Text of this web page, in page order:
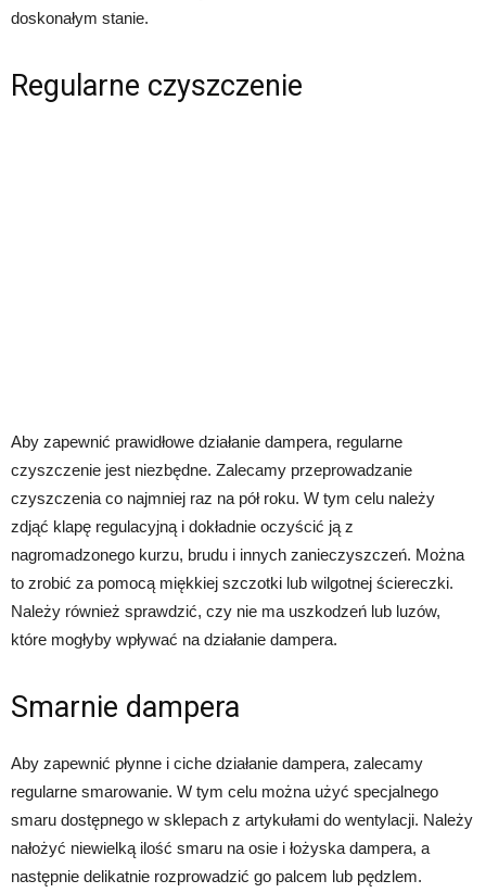
doskonałym stanie.
Regularne czyszczenie
Aby zapewnić prawidłowe działanie dampera, regularne
czyszczenie jest niezbędne. Zalecamy przeprowadzanie
czyszczenia co najmniej raz na pół roku. W tym celu należy
zdjąć klapę regulacyjną i dokładnie oczyścić ją z
nagromadzonego kurzu, brudu i innych zanieczyszczeń. Można
to zrobić za pomocą miękkiej szczotki lub wilgotnej ściereczki.
Należy również sprawdzić, czy nie ma uszkodzeń lub luzów,
które mogłyby wpływać na działanie dampera.
Smarnie dampera
Aby zapewnić płynne i ciche działanie dampera, zalecamy
regularne smarowanie. W tym celu można użyć specjalnego
smaru dostępnego w sklepach z artykułami do wentylacji. Należy
nałożyć niewielką ilość smaru na osie i łożyska dampera, a
następnie delikatnie rozprowadzić go palcem lub pędzlem.